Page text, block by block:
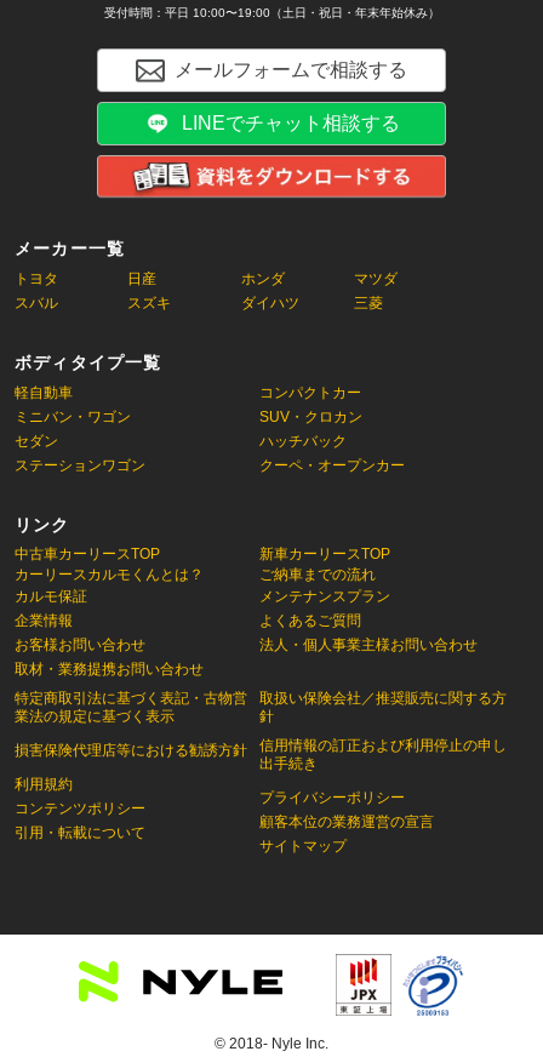
メーカー一覧
トヨタ 日産 ホンダ
マツダ
スバル
スズキ ダイハツ 三菱
ボディタイプ一覧
軽自動車
コンパクトカー
ミニバン・ワゴン
SUV・クロカン
セダン
ハッチバック
ステーションワゴン
クーペ・オープンカー
リンク
中古車カーリースTOP
カーリースカルモくんとは？
新車カーリースTOP
ご納車までの流れ
カルモ保証
企業情報
お客様お問い合わせ
取材・業務提携お問い合わせ
特定商取引法に基づく表記・古物営
業法の規定に基づく表示
損害保険代理店等における勧誘方針
利用規約
コンテンツポリシー
引用・転載について
メンテナンスプラン
よくあるご質問
法人・個人事業主様お問い合わせ
取扱い保険会社／推奨販売に関する方
針
信用情報の訂正および利用停止の申し
出手続き
プライバシーポリシー
顧客本位の業務運営の宣言
サイトマップ
受付時間：平日 10:00〜19:00（土日・祝日・年末年始休み）
メールフォームで相談する
LINEでチャット相談する
© 2018- Nyle Inc.